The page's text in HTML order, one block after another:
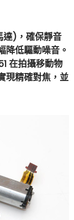
)，確保靜音
降低驅動噪音。
在拍攝移動物
現精確對焦，並